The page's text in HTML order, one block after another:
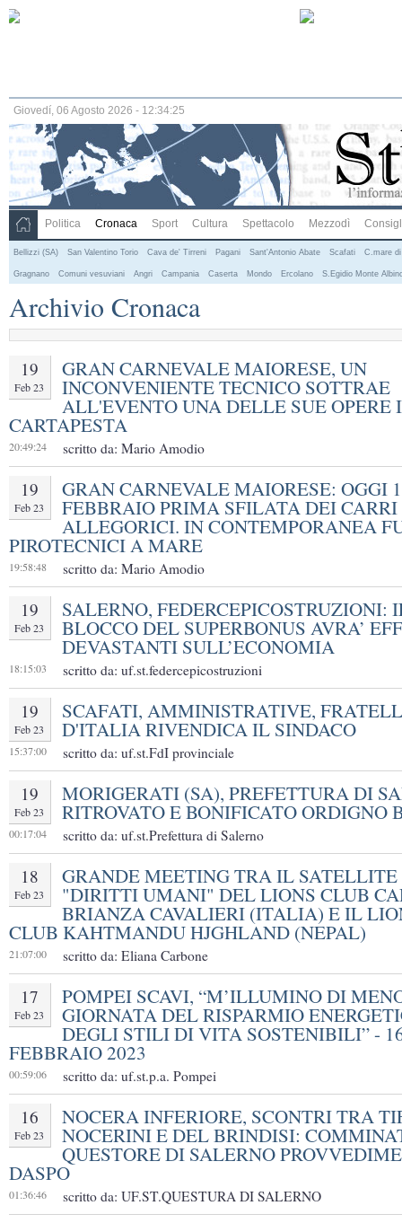
Giovedí, 06 Agosto 2026 - 12:34:26
Politica Cronaca Sport Cultura Spettacolo Mezzodì
Bellizzi (SA) San Valentino Torio Cava de' Tirreni Pagani Sant'Antonio Abate Scafati C.mare
Gragnano Comuni vesuviani Angri Campania Caserta Mondo Ercolano S.Egidio Monte
Archivio Cronaca
19
Feb 23
GRAN CARNEVALE MAIORESE, UN
INCONVENIENTE TECNICO SOTTRAE
ALL'EVENTO UNA DELLE SUE OPERE
CARTAPESTA
20:49:24 scritto da: Mario Amodio
19
Feb 23
GRAN CARNEVALE MAIORESE: OGGI
FEBBRAIO PRIMA SFILATA DEI CARRI
ALLEGORICI. IN CONTEMPORANEA
PIROTECNICI A MARE
19:58:48 scritto da: Mario Amodio
19
Feb 23
SALERNO, FEDERCEPICOSTRUZIONI:
BLOCCO DEL SUPERBONUS AVRA’
DEVASTANTI SULL’ECONOMIA
18:15:03 scritto da: uf.st.federcepicostruzioni
19
Feb 23
SCAFATI, AMMINISTRATIVE,
D'ITALIA RIVENDICA IL SINDACO
15:37:00 scritto da: uf.st.FdI provinciale
19
Feb 23
MORIGERATI (SA), PREFETTURA DI
RITROVATO E BONIFICATO ORDIGNO
00:17:04 scritto da: uf.st.Prefettura di Salerno
18
Feb 23
GRANDE MEETING TRA IL
"DIRITTI UMANI" DEL LIONS CLUB
BRIANZA CAVALIERI (ITALIA) E IL
CLUB KAHTMANDU HJGHLAND (NEPAL)
21:07:00 scritto da: Eliana Carbone
17
Feb 23
POMPEI SCAVI, “M’ILLUMINO DI
GIORNATA DEL RISPARMIO
DEGLI STILI DI VITA SOSTENIBILI” -
FEBBRAIO 2023
00:59:06 scritto da: uf.st.p.a. Pompei
16
Feb 23
NOCERA INFERIORE, SCONTRI TRA
NOCERINI E DEL BRINDISI:
QUESTORE DI SALERNO
DASPO
01:36:46 scritto da: UF.ST.QUESTURA DI SALERNO